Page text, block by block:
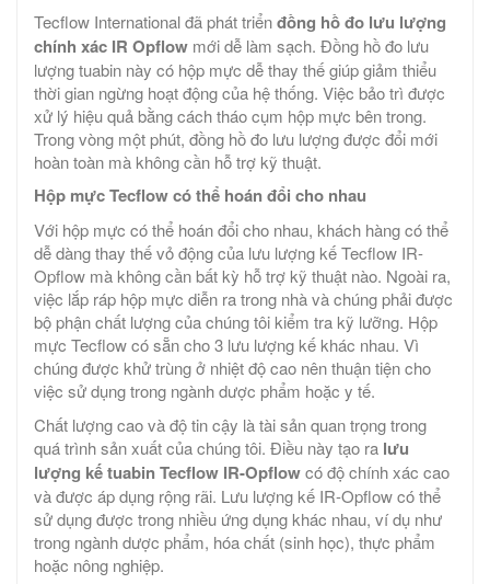
Tecflow International đã phát triểnđồng hồ đo lưu lượng
chính xác IR Opflow mới dễ làm sạch. Đồng hồ đo lưu
lượng tuabin này có hộp mực dễ thay thế giúp giảm thiểu
thời gian ngừng hoạt động của hệ thống. Việc bảo trì được
xử lý hiệu quả bằng cách tháo cụm hộp mực bên trong.
Trong vòng một phút, đồng hồ đo lưu lượng được đổi mới
hoàn toàn mà không cần hỗ trợ kỹ thuật.
Hộp mực Tecflow có thể hoán đổi cho nhau
Với hộp mực có thể hoán đổi cho nhau, khách hàng có thể
dễ dàng thay thế vỏ động của lưu lượng kế Tecflow IR-
Opflow mà không cần bất kỳ hỗ trợ kỹ thuật nào. Ngoài ra,
việc lắp ráp hộp mực diễn ra trong nhà và chúng phải được
bộ phận chất lượng của chúng tôi kiểm tra kỹ lưỡng. Hộp
mực Tecflow có sẵn cho 3 lưu lượng kế khác nhau. Vì
chúng được khử trùng ở nhiệt độ cao nên thuận tiện cho
việc sử dụng trong ngành dược phẩm hoặc y tế.
Chất lượng cao và độ tin cậy là tài sản quan trọng trong
quá trình sản xuất của chúng tôi. Điều này tạo ra lưu
lượng kế tuabin Tecflow IR-Opflowcó độ chính xác cao
và được áp dụng rộng rãi. Lưu lượng kế IR-Opflow có thể
sử dụng được trong nhiều ứng dụng khác nhau, ví dụ như
trong ngành dược phẩm, hóa chất (sinh học), thực phẩm
hoặc nông nghiệp.